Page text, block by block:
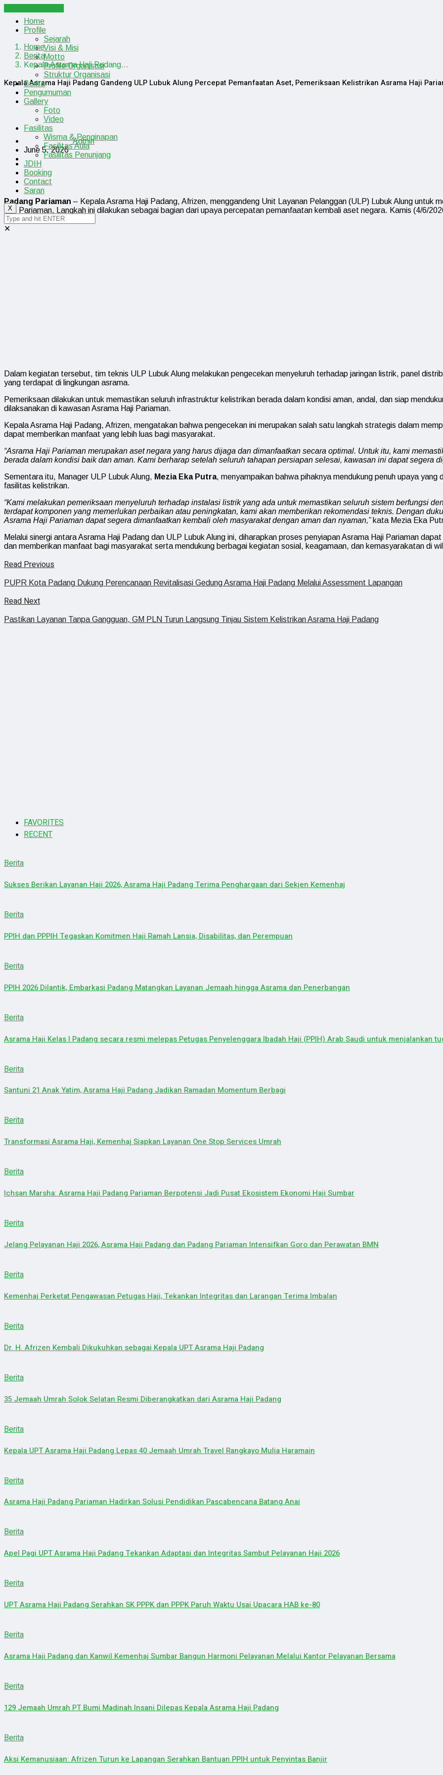
Home
Profile
Sejarah
Visi & Misi
Motto
Profile Organisasi
Struktur Organisasi
Berita
Pengumuman
Gallery
Foto
Video
Fasilitas
Wisma & Penginapan
Fasilitas Aula
Fasilitas Penunjang
JDIH
Booking
Contact
Saran
X
✕
Home
Berita
Kepala Asrama Haji Padang…
Kepala Asrama Haji Padang Gandeng ULP Lubuk Alung Percepat Pemanfaatan Aset, Pemeriksaan Kelistrikan Asrama Haji
Admin
June 5, 2026
Padang Pariaman – Kepala Asrama Haji Padang, Afrizen, menggandeng Unit Layanan Pelanggan (ULP) Lubuk Alung untuk
Haji Pariaman, Langkah ini dilakukan sebagai bagian dari upaya percepatan pemanfaatan kembali aset negara. Kamis (4/6/
Dalam kegiatan tersebut, tim teknis ULP Lubuk Alung melakukan pengecekan menyeluruh terhadap jaringan listrik, panel
yang terdapat di lingkungan asrama.
Pemeriksaan dilakukan untuk memastikan seluruh infrastruktur kelistrikan berada dalam kondisi aman, andal, dan siap
dilaksanakan di kawasan Asrama Haji Pariaman.
Kepala Asrama Haji Padang, Afrizen, mengatakan bahwa pengecekan ini merupakan salah satu langkah strategis dalam
dapat memberikan manfaat yang lebih luas bagi masyarakat.
“Asrama Haji Pariaman merupakan aset negara yang harus dijaga dan dimanfaatkan secara optimal. Untuk itu, kami
berada dalam kondisi baik dan aman. Kami berharap setelah seluruh tahapan persiapan selesai, kawasan ini dapat segera
Sementara itu, Manager ULP Lubuk Alung, Mezia Eka Putra, menyampaikan bahwa pihaknya mendukung penuh upaya
fasilitas kelistrikan.
“Kami melakukan pemeriksaan menyeluruh terhadap instalasi listrik yang ada untuk memastikan seluruh sistem berfungsi
terdapat komponen yang memerlukan perbaikan atau peningkatan, kami akan memberikan rekomendasi teknis. Dengan
Asrama Haji Pariaman dapat segera dimanfaatkan kembali oleh masyarakat dengan aman dan nyaman,”kata Mezia Eka
Melalui sinergi antara Asrama Haji Padang dan ULP Lubuk Alung ini, diharapkan proses penyiapan Asrama Haji Pariaman
dan memberikan manfaat bagi masyarakat serta mendukung berbagai kegiatan sosial, keagamaan, dan kemasyarakatan di
Read Previous
PUPR Kota Padang Dukung Perencanaan Revitalisasi Gedung Asrama Haji Padang Melalui Assessment Lapangan
Read Next
Pastikan Layanan Tanpa Gangguan, GM PLN Turun Langsung Tinjau Sistem Kelistrikan Asrama Haji Padang
FAVORITES
RECENT
Berita
Sukses Berikan Layanan Haji 2026, Asrama Haji Padang Terima Penghargaan dari Sekjen Kemenhaj
Berita
PPIH dan PPPIH Tegaskan Komitmen Haji Ramah Lansia, Disabilitas, dan Perempuan
Berita
PPIH 2026 Dilantik, Embarkasi Padang Matangkan Layanan Jemaah hingga Asrama dan Penerbangan
Berita
Asrama Haji Kelas I Padang secara resmi melepas Petugas Penyelenggara Ibadah Haji (PPIH) Arab Saudi untuk menjalankan
Berita
Santuni 21 Anak Yatim, Asrama Haji Padang Jadikan Ramadan Momentum Berbagi
Berita
Transformasi Asrama Haji, Kemenhaj Siapkan Layanan One Stop Services Umrah
Berita
Ichsan Marsha: Asrama Haji Padang Pariaman Berpotensi Jadi Pusat Ekosistem Ekonomi Haji Sumbar
Berita
Jelang Pelayanan Haji 2026, Asrama Haji Padang dan Padang Pariaman Intensifkan Goro dan Perawatan BMN
Berita
Kemenhaj Perketat Pengawasan Petugas Haji, Tekankan Integritas dan Larangan Terima Imbalan
Berita
Dr. H. Afrizen Kembali Dikukuhkan sebagai Kepala UPT Asrama Haji Padang
Berita
35 Jemaah Umrah Solok Selatan Resmi Diberangkatkan dari Asrama Haji Padang
Berita
Kepala UPT Asrama Haji Padang Lepas 40 Jemaah Umrah Travel Rangkayo Mulia Haramain
Berita
Asrama Haji Padang Pariaman Hadirkan Solusi Pendidikan Pascabencana Batang Anai
Berita
Apel Pagi UPT Asrama Haji Padang Tekankan Adaptasi dan Integritas Sambut Pelayanan Haji 2026
Berita
UPT Asrama Haji Padang Serahkan SK PPPK dan PPPK Paruh Waktu Usai Upacara HAB ke-80
Berita
Asrama Haji Padang dan Kanwil Kemenhaj Sumbar Bangun Harmoni Pelayanan Melalui Kantor Pelayanan Bersama
Berita
129 Jemaah Umrah PT Bumi Madinah Insani Dilepas Kepala Asrama Haji Padang
Berita
Aksi Kemanusiaan: Afrizen Turun ke Lapangan Serahkan Bantuan PPIH untuk Penyintas Banjir